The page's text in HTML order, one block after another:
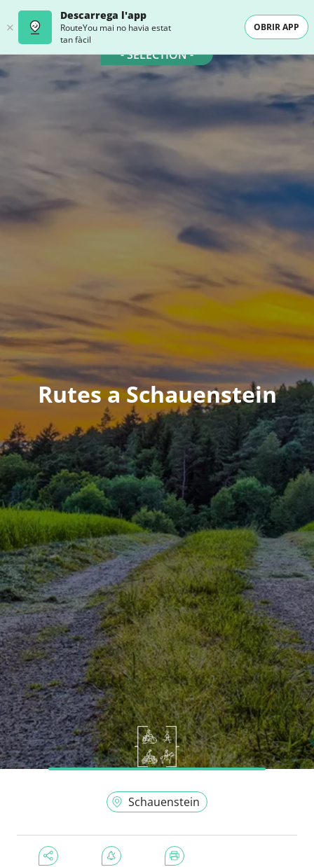
Descarrega l'app
RouteYou mai no havia estat
tan fàcil
OBRIR APP
- SELECTION -
Rutes a Schauenstein
Schauenstein